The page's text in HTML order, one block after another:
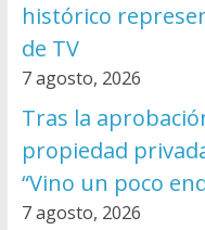
histórico
de TV
7 agosto, 2026
Tras la
propiedad
“Vino un poco
7 agosto, 2026